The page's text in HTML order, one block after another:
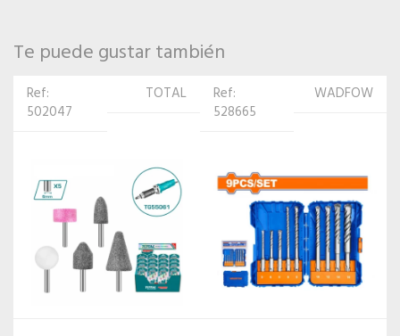
Te puede gustar también
Ref:
528665
WADFOW Ref: 543613 WADFOW